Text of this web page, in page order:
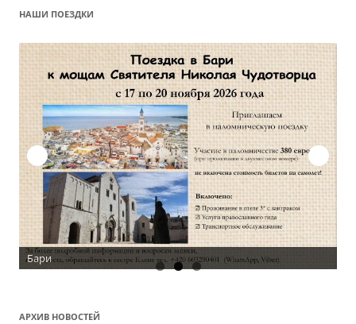
НАШИ ПОЕЗДКИ
Бари
АРХИВ НОВОСТЕЙ